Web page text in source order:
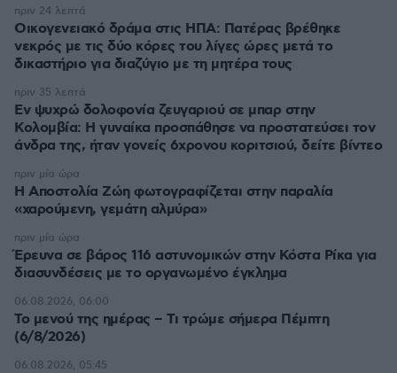
Οικογενειακό δράμα στις ΗΠΑ: Πατέρας βρέθηκε
νεκρός με τις δύο κόρες του λίγες ώρες μετά το
δικαστήριο για διαζύγιο με τη μητέρα τους
πριν 24 λεπτά
Εν ψυχρώ δολοφονία ζευγαριού σε μπαρ στην
Κολομβία: Η γυναίκα προσπάθησε να προστατεύσει τον
άνδρα της, ήταν γονείς 6χρονου κοριτσιού, δείτε βίντεο
πριν 35 λεπτά
H Αποστολία Ζώη φωτογραφίζεται στην παραλία
«χαρούμενη, γεμάτη αλμύρα»
πριν μία ώρα
Έρευνα σε βάρος 116 αστυνομικών στην Κόστα Ρίκα για
διασυνδέσεις με το οργανωμένο έγκλημα
πριν μία ώρα
Το μενού της ημέρας – Τι τρώμε σήμερα Πέμπτη
(6/8/2026)
06.08.2026, 06:00
06.08.2026, 05:45